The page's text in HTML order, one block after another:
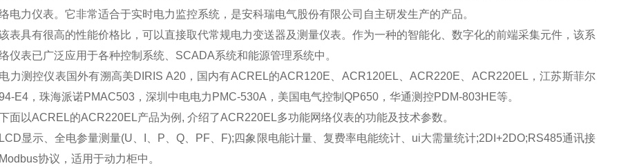
电力仪表。它非常适合于实时电力监控系统，是安科瑞电气股份有限公司自主研发生产的产品。
具有很高的性能价格比，可以直接取代常规电力变送器及测量仪表。作为一种的智能化、数字化的前端采集元件，该系
仪表已广泛应用于各种控制系统、SCADA系统和能源管理系统中。
测控仪表国外有溯高美DIRIS A20，国内有ACREL的ACR120E、ACR120EL、ACR220E、ACR220EL，江苏斯菲尔
E4，珠海派诺PMAC503，深圳中电电力PMC-530A，美国电气控制QP650，华通测控PDM-803HE等。
以ACREL的ACR220EL产品为例, 介绍了ACR220EL多功能网络仪表的功能及技术参数。
显示、全电参量测量(U、I、P、Q、PF、F);四象限电能计量、复费率电能统计、ui大需量统计;2DI+2DO;RS485通讯接
协议，适用于动力柜中。